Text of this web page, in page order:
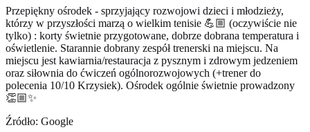
Przepiękny ośrodek - sprzyjający rozwojowi dzieci i młodzieży,
którzy w przyszłości marzą o wielkim tenisie 💪🏼 (oczywiście nie
tylko) : korty świetnie przygotowane, dobrze dobrana temperatura i
oświetlenie. Starannie dobrany zespół trenerski na miejscu. Na
miejscu jest kawiarnia/restauracja z pysznym i zdrowym jedzeniem
oraz siłownia do ćwiczeń ogólnorozwojowych (+trener do
polecenia 10/10 Krzysiek). Ośrodek ogólnie świetnie prowadzony
👏🏼✨
Źródło: Google